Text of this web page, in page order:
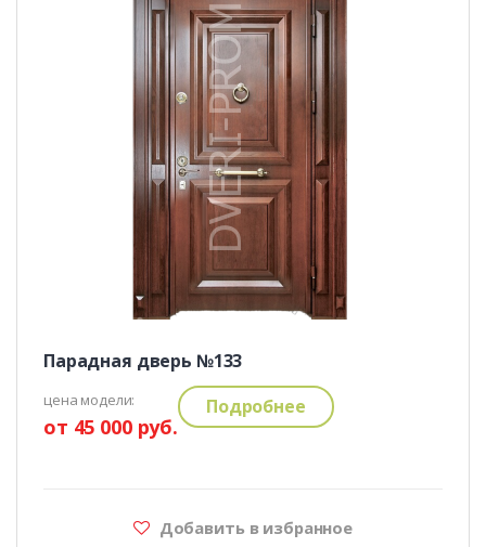
Парадная дверь №133
цена модели:
от 45 000 руб.
Подробнее
Добавить в избранное